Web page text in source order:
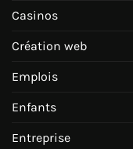
Casinos
Création web
Emplois
Enfants
Entreprise